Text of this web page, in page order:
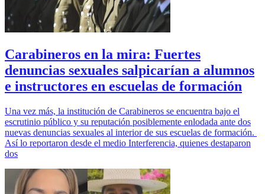
Carabineros en la mira: Fuertes
denuncias sexuales salpicarían a alumnos
e instructores en escuelas de formación
Una vez más, la institución de Carabineros se encuentra bajo el
escrutinio público y su reputación posiblemente enlodada ante dos
nuevas denuncias sexuales al interior de sus escuelas de formación.
Así lo reportaron desde el medio Interferencia, quienes destaparon
dos